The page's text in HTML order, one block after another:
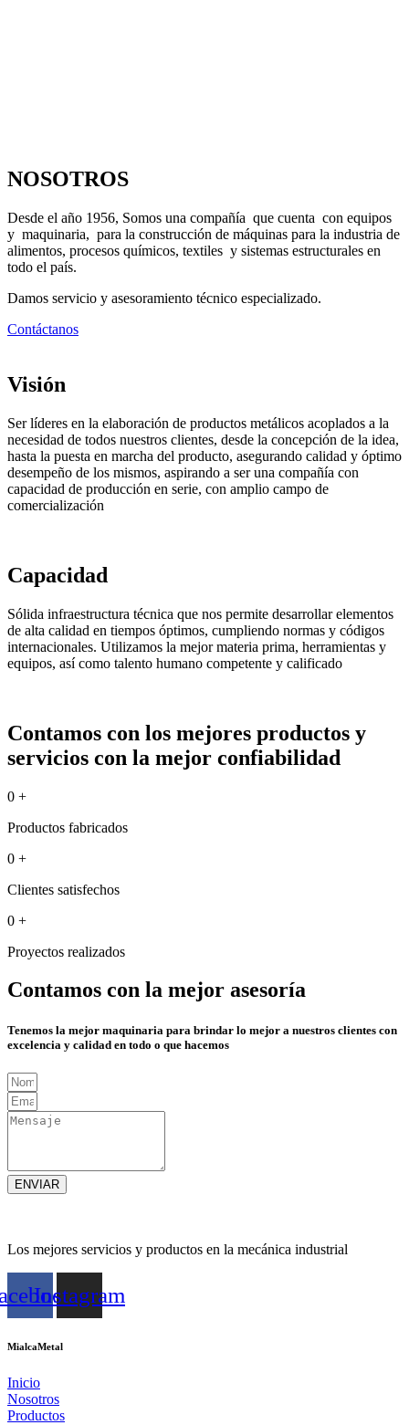
NOSOTROS
Desde el año 1956, Somos una compañía que cuenta con equipos
y maquinaria, para la construcción de máquinas para la industria de
alimentos, procesos químicos, textiles y sistemas estructurales en
todo el país.
Damos servicio y asesoramiento técnico especializado.
Contáctanos
Visión
Ser líderes en la elaboración de productos metálicos acoplados a la
necesidad de todos nuestros clientes, desde la concepción de la idea,
hasta la puesta en marcha del producto, asegurando calidad y óptimo
desempeño de los mismos, aspirando a ser una compañía con
capacidad de producción en serie, con amplio campo de
comercialización
Capacidad
Sólida infraestructura técnica que nos permite desarrollar elementos
de alta calidad en tiempos óptimos, cumpliendo normas y códigos
internacionales. Utilizamos la mejor materia prima, herramientas y
equipos, así como talento humano competente y calificado
Contamos con los mejores productos y
servicios con la mejor confiabilidad
0 +
Productos fabricados
0 +
Clientes satisfechos
0 +
Proyectos realizados
Contamos con la mejor asesoría
Tenemos la mejor maquinaria para brindar lo mejor a nuestros clientes con
excelencia y calidad en todo o que hacemos
ENVIAR
Los mejores servicios y productos en la mecánica industrial
Instagram
MialcaMetal
Inicio
Nosotros
Productos